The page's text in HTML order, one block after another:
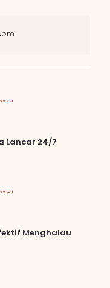
Lancar 24/7
Menghalau